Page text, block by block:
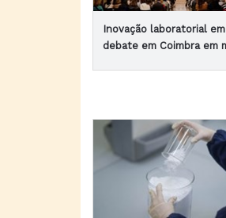
Inovação laboratorial em
debate em Coimbra em